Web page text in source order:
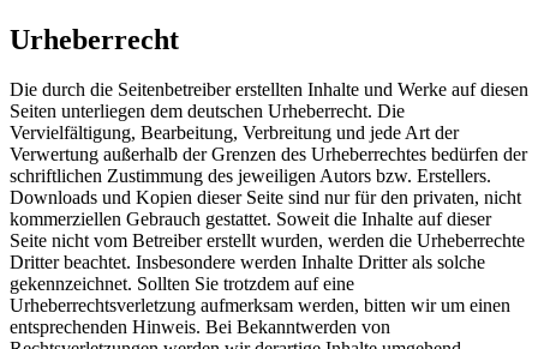
Urheberrecht
Die durch die Seitenbetreiber erstellten Inhalte und Werke auf diesen
Seiten unterliegen dem deutschen Urheberrecht. Die
Vervielfältigung, Bearbeitung, Verbreitung und jede Art der
Verwertung außerhalb der Grenzen des Urheberrechtes bedürfen der
schriftlichen Zustimmung des jeweiligen Autors bzw. Erstellers.
Downloads und Kopien dieser Seite sind nur für den privaten, nicht
kommerziellen Gebrauch gestattet. Soweit die Inhalte auf dieser
Seite nicht vom Betreiber erstellt wurden, werden die Urheberrechte
Dritter beachtet. Insbesondere werden Inhalte Dritter als solche
gekennzeichnet. Sollten Sie trotzdem auf eine
Urheberrechtsverletzung aufmerksam werden, bitten wir um einen
entsprechenden Hinweis. Bei Bekanntwerden von